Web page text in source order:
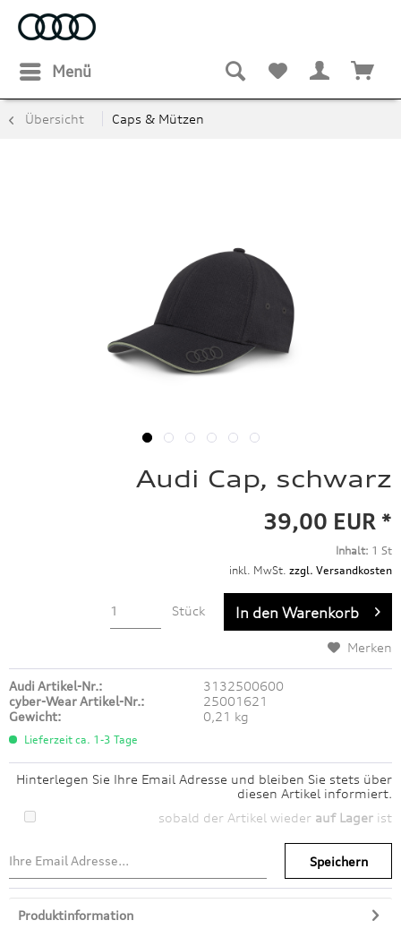
Menü
Übersicht Caps & Mützen
Audi Cap, schwarz
39,00 EUR *
Inhalt: 1 St
inkl. MwSt. zzgl. Versandkosten
Stück In den Warenkorb
Merken
Audi Artikel-Nr.:
3132500600
cyber-Wear Artikel-Nr.:
25001621
Gewicht:
0,21 kg
Lieferzeit ca. 1-3 Tage
Hinterlegen Sie Ihre Email Adresse und bleiben Sie stets über
diesen Artikel informiert.
sobald der Artikel wieder auf Lager ist
Speichern
Produktinformation